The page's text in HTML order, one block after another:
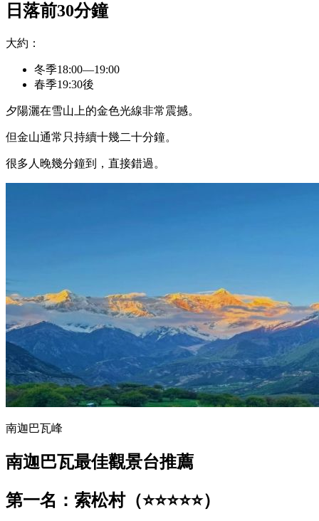
日落前30分鐘
大約：
冬季18:00—19:00
春季19:30後
夕陽灑在雪山上的金色光線非常震撼。
但金山通常只持續十幾二十分鐘。
很多人晚幾分鐘到，直接錯過。
南迦巴瓦峰
南迦巴瓦最佳觀景台推薦
第一名：索松村（⭐⭐⭐⭐⭐）